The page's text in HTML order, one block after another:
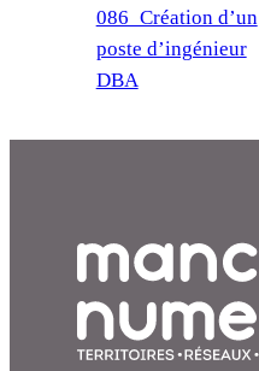
086_Création d’un
poste d’ingénieur
DBA